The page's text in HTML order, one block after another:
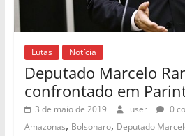
Lutas Notícia
Deputado Marcelo
confrontado em
3 de maio de 2019 user
0
Amazonas, Bolsonaro, Deputado